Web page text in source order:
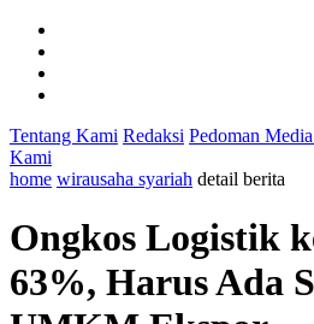
Tentang Kami Redaksi Pedoman
Kami
home wirausaha syariah detail berita
Ongkos Logistik
63%, Harus Ada